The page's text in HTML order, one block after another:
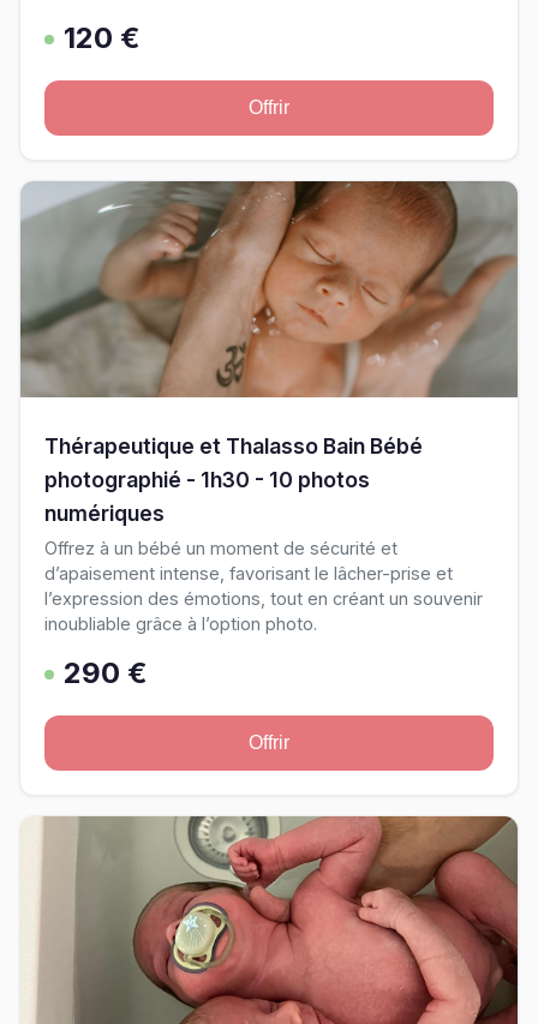
120 €
Offrir
Thérapeutique et Thalasso Bain Bébé
photographié - 1h30 - 10 photos
numériques
Offrez à un bébé un moment de sécurité et
d’apaisement intense, favorisant le lâcher-prise et
l’expression des émotions, tout en créant un souvenir
inoubliable grâce à l’option photo.
290 €
Offrir